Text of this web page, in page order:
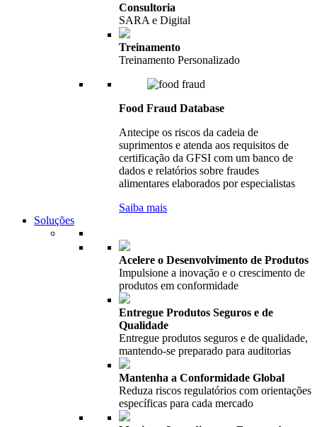
Consultoria
SARA e Digital
Treinamento
Treinamento Personalizado
Food Fraud Database
Antecipe os riscos da cadeia de
suprimentos e atenda aos requisitos de
certificação da GFSI com um banco de
dados e relatórios sobre fraudes
alimentares elaborados por especialistas
Saiba mais
Soluções
Acelere o Desenvolvimento de Produtos
Impulsione a inovação e o crescimento de
produtos em conformidade
Entregue Produtos Seguros e de
Qualidade
Entregue produtos seguros e de qualidade,
mantendo-se preparado para auditorias
Mantenha a Conformidade Global
Reduza riscos regulatórios com orientações
específicas para cada mercado